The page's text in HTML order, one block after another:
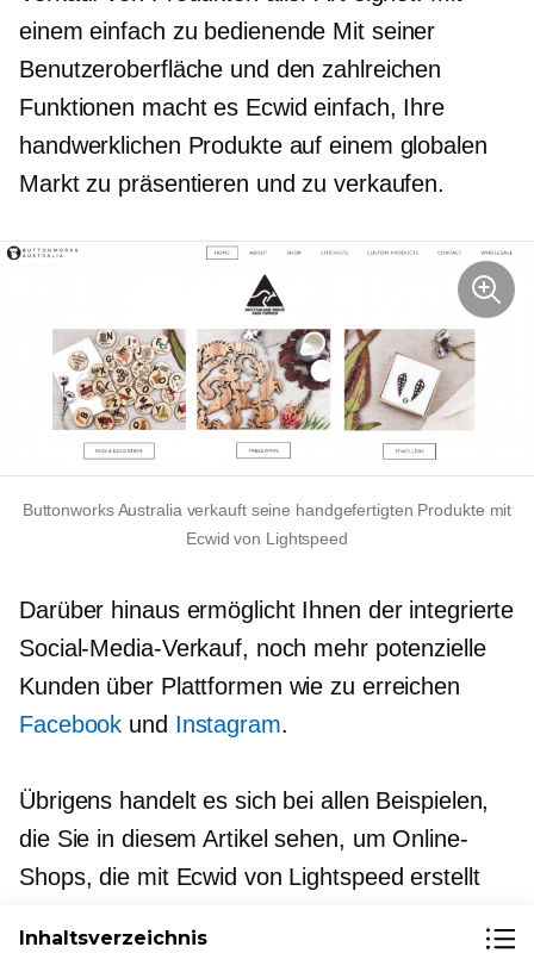
einemeinfach zu bedienende Mit seiner
Benutzeroberfläche und den zahlreichen
Funktionen macht es Ecwid einfach, Ihre
handwerklichen Produkte auf einem globalen
Markt zu präsentieren und zu verkaufen.
Buttonworks Australia verkauft seine handgefertigten Produkte mit
Ecwid von Lightspeed
Darüber hinaus ermöglicht Ihnen der integrierte
Social-Media-Verkauf, noch mehr potenzielle
Kunden über Plattformen wie zu erreichen
Facebook und Instagram.
Übrigens handelt es sich bei allen Beispielen,
die Sie in diesem Artikel sehen, um Online-
Shops, die mit Ecwid von Lightspeed erstellt
finden Sie auf unserer Seite
Wir präsentieren
Inhaltsverzeichnis